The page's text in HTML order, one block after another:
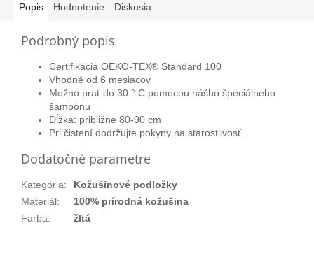
Popis Hodnotenie Diskusia
Podrobný popis
Certifikácia OEKO-TEX® Standard 100
Vhodné od 6 mesiacov
Možno prať do 30 ° C pomocou nášho špeciálneho
šampónu
Dĺžka: približne 80-90 cm
Pri čistení dodržujte pokyny na starostlivosť.
Dodatočné parametre
Kategória:
Kožušinové podložky
Materiál:
100% prírodná kožušina
Farba: žltá